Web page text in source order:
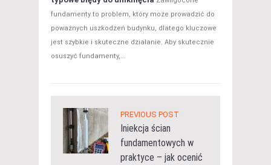
fundamenty to problem, który może prowadzić do
poważnych uszkodzeń budynku, dlatego kluczowe
jest szybkie i skuteczne działanie. Aby skutecznie
osuszyć fundamenty,...
PREVIOUS POST
Iniekcja ścian
fundamentowych w
praktyce – jak ocenić